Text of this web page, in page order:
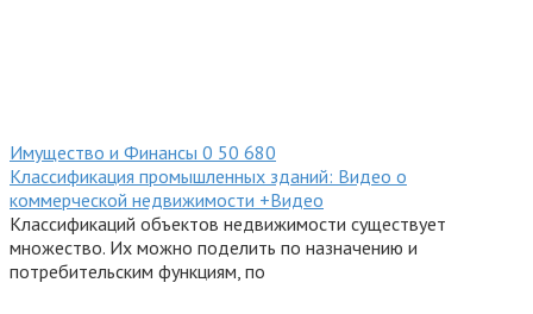
Имущество и Финансы 0 50 680
Классификация промышленных зданий: Видео о
коммерческой недвижимости +Видео
Классификаций объектов недвижимости существует
множество. Их можно поделить по назначению и
потребительским функциям, по